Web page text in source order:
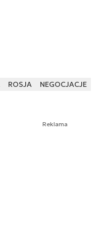
ROSJA NEGOCJACJE
Reklama